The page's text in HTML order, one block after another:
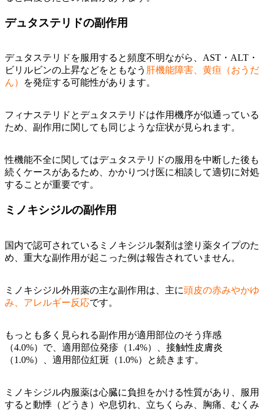
デュタステリドの副作用
デュタステリドを服用すると頻度不明ながら、AST・ALT・
ビリルビンの上昇などをともなう 肝機能障害、黄疸（おうだ
ん）
を発症する可能性があります。
フィナステリドとデュタステリドは作用機序が似通っている
ため、副作用に関しても同じような症状が見られます。
性機能不全に関してはデュタステリドの服用を中断した後も
続くケースがあるため、かかりつけ医に相談して適切に対処
することが重要です。
ミノキシジルの副作用
国内で認可されているミノキシジル製剤は塗り薬タイプのた
め、重大な副作用が起こった例は報告されていません。
ミノキシジル外用薬の主な副作用は、主に頭皮の赤みやかゆ
み、アレルギー反応です。
もっとも多く見られる副作用が適用部位のそう痒感
（4.0%）で、適用部位発疹（1.4%）、接触性皮膚炎
（1.0%）、適用部位紅斑（1.0%）と続きます。
ミノキシジル内服薬は心臓に負担をかける性質があり、服用
すると動悸（どうき）や息切れ、立ちくらみ、胸痛、むくみ